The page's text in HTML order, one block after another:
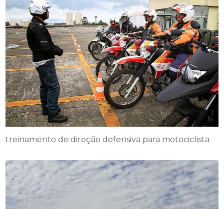
treinamento de direção defensiva para motociclista